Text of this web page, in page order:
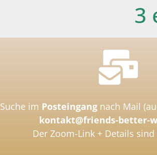
3
Suche im Posteingang nach Mail
kontakt@friends-better-
Der Zoom-Link + Details